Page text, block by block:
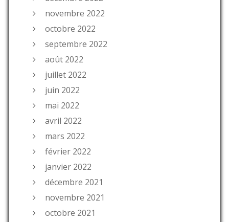
novembre 2022
octobre 2022
septembre 2022
août 2022
juillet 2022
juin 2022
mai 2022
avril 2022
mars 2022
février 2022
janvier 2022
décembre 2021
novembre 2021
octobre 2021